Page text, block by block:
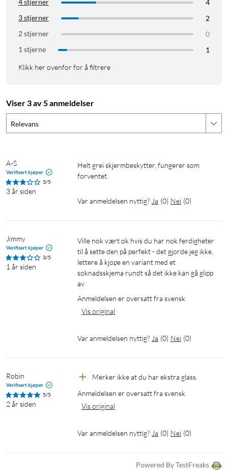
4 stjerner
4
3 stjerner
2
2 stjerner
0
1 stjerne
1
Klikk her ovenfor for å filtrere
Viser 3 av 5 anmeldelser
Relevans
A-S
Verifisert kjøper
3/5
3 år siden
Helt grei skjermbeskytter, fungerer som
forventet.
Var anmeldelsen nyttig? Ja (0) Nei (0)
Jimmy
Verifisert kjøper
3/5
1 år siden
Ville nok vært ok hvis du har nok ferdigheter
til å sette den på perfekt - det gjorde jeg ikke,
lettere å kjøpe en variant med et
søknadsskjema rundt så det ikke kan gå glipp
av
Anmeldelsen er oversatt fra svensk
Vis original
Var anmeldelsen nyttig? Ja (0) Nei (0)
Robin
Verifisert kjøper
5/5
2 år siden
Merker ikke at du har ekstra glass.
Anmeldelsen er oversatt fra svensk
Vis original
Var anmeldelsen nyttig? Ja (0) Nei (0)
Powered By TestFreaks